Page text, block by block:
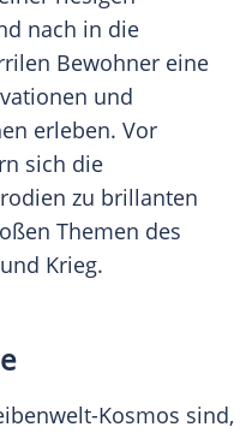
nach in die
Bewohner eine
und
erleben. Vor
sich die
zu brillanten
Themen des
Krieg.
Kosmos sind,